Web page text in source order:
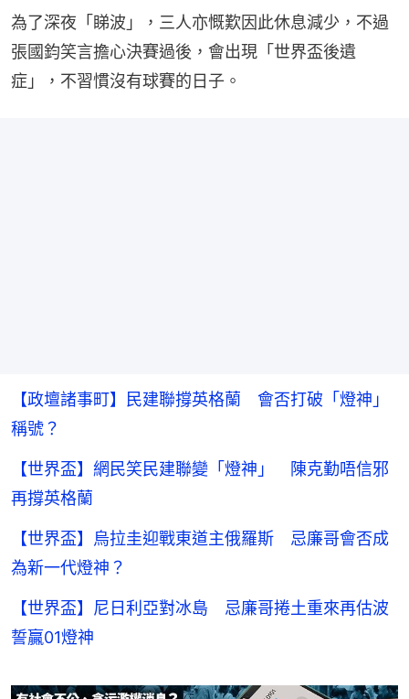
為了深夜「睇波」，三人亦慨歎因此休息減少，不過
張國鈞笑言擔心決賽過後，會出現「世界盃後遺
症」，不習慣沒有球賽的日子。
【政壇諸事町】民建聯撐英格蘭 會否打破「燈神」
稱號？
【世界盃】網民笑民建聯變「燈神」 陳克勤唔信邪
再撐英格蘭
【世界盃】烏拉圭迎戰東道主俄羅斯 忌廉哥會否成
為新一代燈神？
【世界盃】尼日利亞對冰島 忌廉哥捲土重來再估波
誓贏01燈神